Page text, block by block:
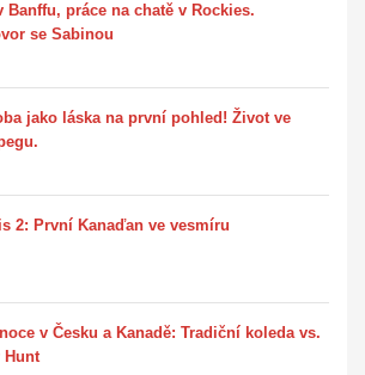
Banffu, práce na chatě v Rockies.
se Sabinou
jako láska na první pohled! Život ve
2: První Kanaďan ve vesmíru
v Česku a Kanadě: Tradiční koleda vs.
Hunt